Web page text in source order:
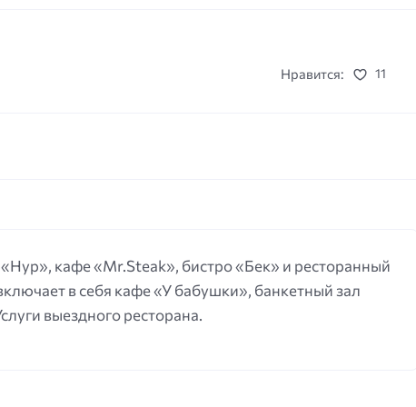
Нравится:
11
кафе «Mr.Steak», бистро «Бек» и ресторанный
в себя кафе «У бабушки», банкетный зал
выездного ресторана.